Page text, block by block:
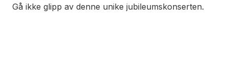
Gå ikke glipp av denne unike jubileumskonserten.